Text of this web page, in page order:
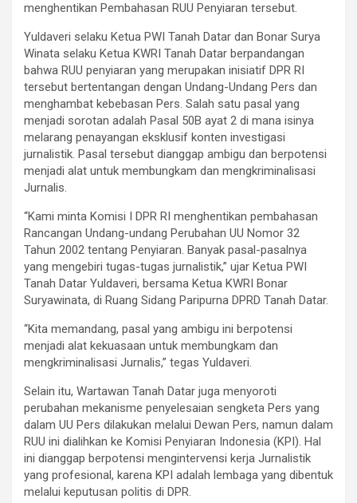
menghentikan Pembahasan RUU Penyiaran tersebut.
Yuldaveri selaku Ketua PWI Tanah Datar dan Bonar Surya
Winata selaku Ketua KWRI Tanah Datar berpandangan
bahwa RUU penyiaran yang merupakan inisiatif DPR RI
tersebut bertentangan dengan Undang-Undang Pers dan
menghambat kebebasan Pers. Salah satu pasal yang
menjadi sorotan adalah Pasal 50B ayat 2 di mana isinya
melarang penayangan eksklusif konten investigasi
jurnalistik. Pasal tersebut dianggap ambigu dan berpotensi
menjadi alat untuk membungkam dan mengkriminalisasi
Jurnalis.
“Kami minta Komisi I DPR RI menghentikan pembahasan
Rancangan Undang-undang Perubahan UU Nomor 32
Tahun 2002 tentang Penyiaran. Banyak pasal-pasalnya
yang mengebiri tugas-tugas jurnalistik,” ujar Ketua PWI
Tanah Datar Yuldaveri, bersama Ketua KWRI Bonar
Suryawinata, di Ruang Sidang Paripurna DPRD Tanah Datar.
“Kita memandang, pasal yang ambigu ini berpotensi
menjadi alat kekuasaan untuk membungkam dan
mengkriminalisasi Jurnalis,” tegas Yuldaveri.
Selain itu, Wartawan Tanah Datar juga menyoroti
perubahan mekanisme penyelesaian sengketa Pers yang
dalam UU Pers dilakukan melalui Dewan Pers, namun dalam
RUU ini dialihkan ke Komisi Penyiaran Indonesia (KPI). Hal
ini dianggap berpotensi mengintervensi kerja Jurnalistik
yang profesional, karena KPI adalah lembaga yang dibentuk
melalui keputusan politis di DPR.